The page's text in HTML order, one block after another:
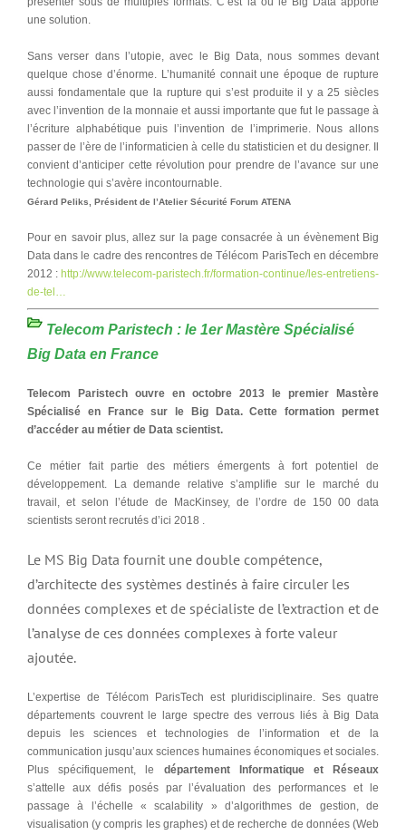
une solution.
Sans verser dans l’utopie, avec le Big Data, nous sommes devant
quelque chose d’énorme. L’humanité connait une époque de rupture
aussi fondamentale que la rupture qui s’est produite il y a 25 siècles
avec l’invention de la monnaie et aussi importante que fut le passage à
l’écriture alphabétique puis l’invention de l’imprimerie. Nous allons
passer de l’ère de l’informaticien à celle du statisticien et du designer. Il
convient d’anticiper cette révolution pour prendre de l’avance sur une
technologie qui s’avère incontournable.
Gérard Peliks, Président de l’Atelier Sécurité Forum ATENA
Pour en savoir plus, allez sur la page consacrée à un évènement Big
Data dans le cadre des rencontres de Télécom ParisTech en décembre
2012 : http://www.telecom-paristech.fr/formation-continue/les-entretiens-
de-tel…
Telecom Paristech : le 1er Mastère Spécialisé
Big Data en France
Telecom Paristech ouvre en octobre 2013 le premier Mastère
Spécialisé en France sur le Big Data. Cette formation permet
d’accéder au métier de Data scientist.
Ce métier fait partie des métiers émergents à fort potentiel de
développement. La demande relative s’amplifie sur le marché du
travail, et selon l’étude de MacKinsey, de l’ordre de 150 00 data
scientists seront recrutés d’ici 2018 .
Le MS Big Data fournit une double compétence,
d’architecte des systèmes destinés à faire circuler les
données complexes et de spécialiste de l’extraction et de
l’analyse de ces données complexes à forte valeur
ajoutée.
L’expertise de Télécom ParisTech est pluridisciplinaire. Ses quatre
départements couvrent le large spectre des verrous liés à Big Data
depuis les sciences et technologies de l’information et de la
communication jusqu’aux sciences humaines économiques et sociales.
Plus spécifiquement, le département Informatique et Réseaux
s’attelle aux défis posés par l’évaluation des performances et le
passage à l’échelle « scalability » d’algorithmes de gestion, de
visualisation (y compris les graphes) et de recherche de données (Web